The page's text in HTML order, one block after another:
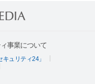
事業について
ュリティ24」